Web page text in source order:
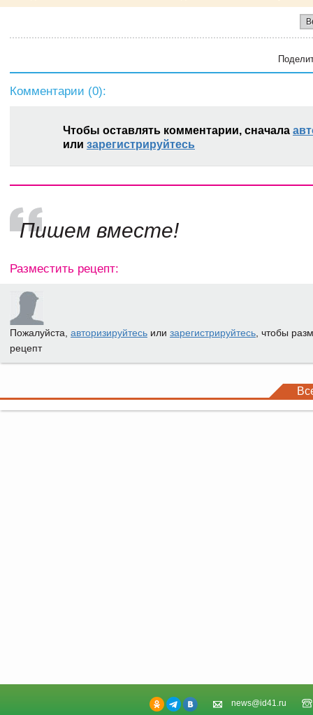
Комментарии (0):
Чтобы оставлять комментарии, сначала
или зарегистрируйтесь
Пишем вместе!
Разместить рецепт:
Пожалуйста, авторизируйтесь или зарегистрируйтесь , чтобы
рецепт
news@id41.ru